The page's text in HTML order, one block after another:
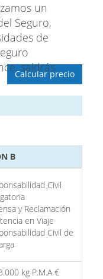
un
Seguro,
de
saldrás
Calcular precio
B
Civil
y Reclamación
en Viaje
Civil de
kg P.M.A €